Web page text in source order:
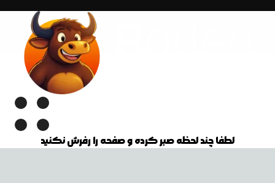
لطفا چند لحظه صبر کرده و صفحه را رفرش نکنید